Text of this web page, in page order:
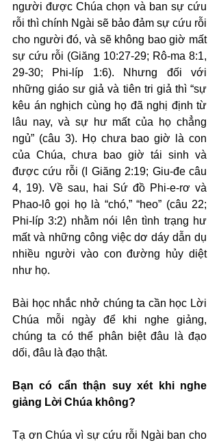
người được Chúa chọn và ban sự cứu
rỗi thì chính Ngài sẽ bảo đảm sự cứu rỗi
cho người đó, và sẽ không bao giờ mất
sự cứu rỗi (Giăng 10:27-29; Rô-ma 8:1,
29-30; Phi-líp 1:6). Nhưng đối với
những giáo sư giả và tiên tri giả thì “sự
kêu án nghịch cùng họ đã nghị định từ
lâu nay, và sự hư mất của họ chẳng
ngủ” (câu 3). Họ chưa bao giờ là con
của Chúa, chưa bao giờ tái sinh và
được cứu rỗi (I Giăng 2:19; Giu-đe câu
4, 19). Về sau, hai Sứ đồ Phi-e-rơ và
Phao-lô gọi họ là “chó,” “heo” (câu 22;
Phi-líp 3:2) nhằm nói lên tình trạng hư
mất và những công việc dơ dáy dẫn dụ
nhiều người vào con đường hủy diệt
như họ.
Bài học nhắc nhở chúng ta cần học Lời
Chúa mỗi ngày để khi nghe giảng,
chúng ta có thể phân biệt đâu là đạo
dối, đâu là đạo thật.
Bạn có cẩn thận suy xét khi nghe
giảng Lời Chúa không?
Tạ ơn Chúa vì sự cứu rỗi Ngài ban cho